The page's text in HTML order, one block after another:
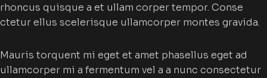
rhoncus quisque a et ullam corper tempor. Conse
ctetur ellus scelerisque ullamcorper montes gravida.
Mauris torquent mi eget et amet phasellus eget ad
ullamcorper mi a fermentum vel a a nunc consectetur